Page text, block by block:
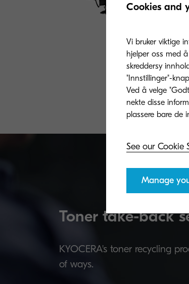
Toner take-back
KYOCERA's toner recycling
of ways.
Cookies and
Vi bruker viktige
hjelper oss med
skreddersy
"Innstillinger"-
Ved å velge
nekte disse
See our Cookie
Manage